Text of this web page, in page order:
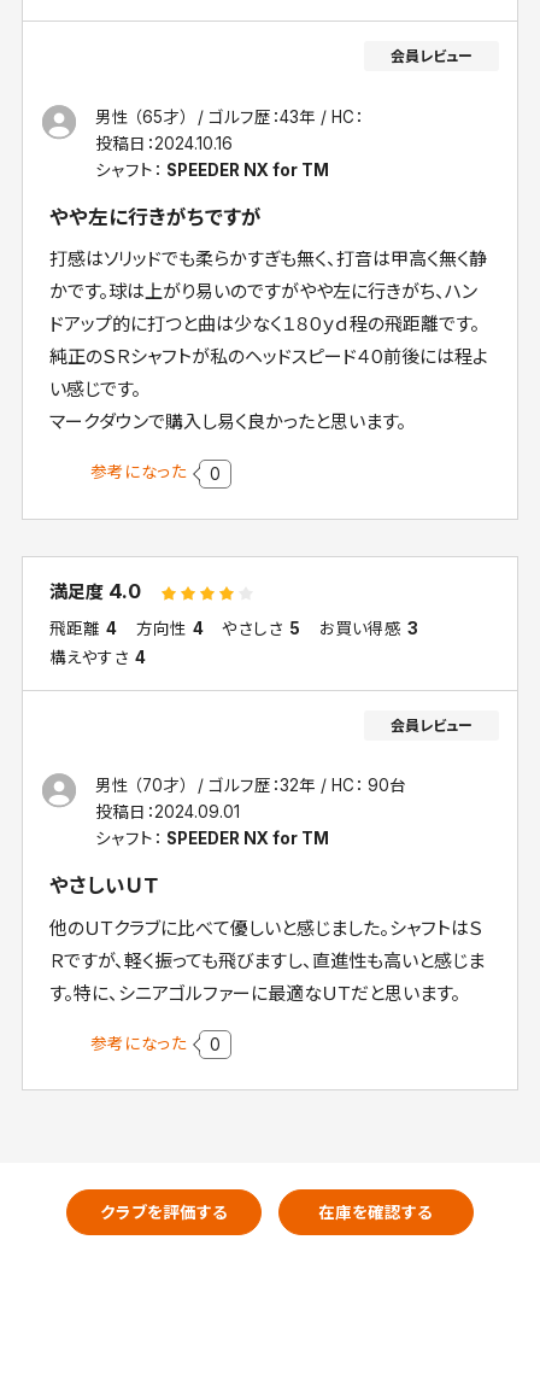
男性 （65才） ゴルフ歴：43年
HC：
投稿日：2024.10.16
シャフト： SPEEDER NX for TM
やや左に行きがちですが
打感はソリッドでも柔らかすぎも無く、打音は甲高く無く静
かです。球は上がり易いのですがやや左に行きがち、ハン
ドアップ的に打つと曲は少なく１８０ｙｄ程の飛距離です。
純正のＳＲシャフトが私のヘッドスピード４０前後には程よ
い感じです。
マークダウンで購入し易く良かったと思います。
参考になった 0
満足度 4.0
飛距離 4 方向性 4 やさしさ 5 お買い得感 3
構えやすさ 4
男性 （70才） ゴルフ歴：32年
HC： 90台
投稿日：2024.09.01
シャフト： SPEEDER NX for TM
やさしいＵＴ
他のＵＴクラブに比べて優しいと感じました。シャフトはＳ
Ｒですが、軽く振っても飛びますし、直進性も高いと感じま
す。特に、シニアゴルファーに最適なＵＴだと思います。
参考になった 0
クラブを評価する 在庫を確認する